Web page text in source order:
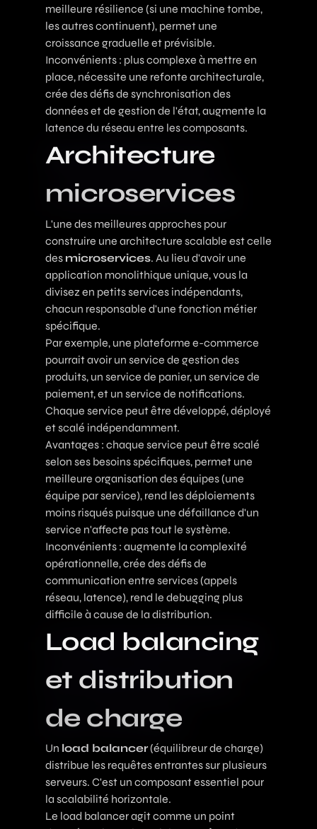
meilleure résilience (si une machine tombe,
les autres continuent), permet une
croissance graduelle et prévisible.
Inconvénients : plus complexe à mettre en
place, nécessite une refonte architecturale,
crée des défis de synchronisation des
données et de gestion de l'état, augmente la
latence du réseau entre les composants.
Architecture
microservices
L'une des meilleures approches pour
construire une architecture scalable est celle
des microservices. Au lieu d'avoir une
application monolithique unique, vous la
divisez en petits services indépendants,
chacun responsable d'une fonction métier
spécifique.
Par exemple, une plateforme e-commerce
pourrait avoir un service de gestion des
produits, un service de panier, un service de
paiement, et un service de notifications.
Chaque service peut être développé, déployé
et scalé indépendamment.
Avantages : chaque service peut être scalé
selon ses besoins spécifiques, permet une
meilleure organisation des équipes (une
équipe par service), rend les déploiements
moins risqués puisque une défaillance d'un
service n'affecte pas tout le système.
Inconvénients : augmente la complexité
opérationnelle, crée des défis de
communication entre services (appels
réseau, latence), rend le debugging plus
difficile à cause de la distribution.
Load balancing
et distribution
de charge
Un load balancer(équilibreur de charge)
distribue les requêtes entrantes sur plusieurs
serveurs. C'est un composant essentiel pour
la scalabilité horizontale.
Le load balancer agit comme un point